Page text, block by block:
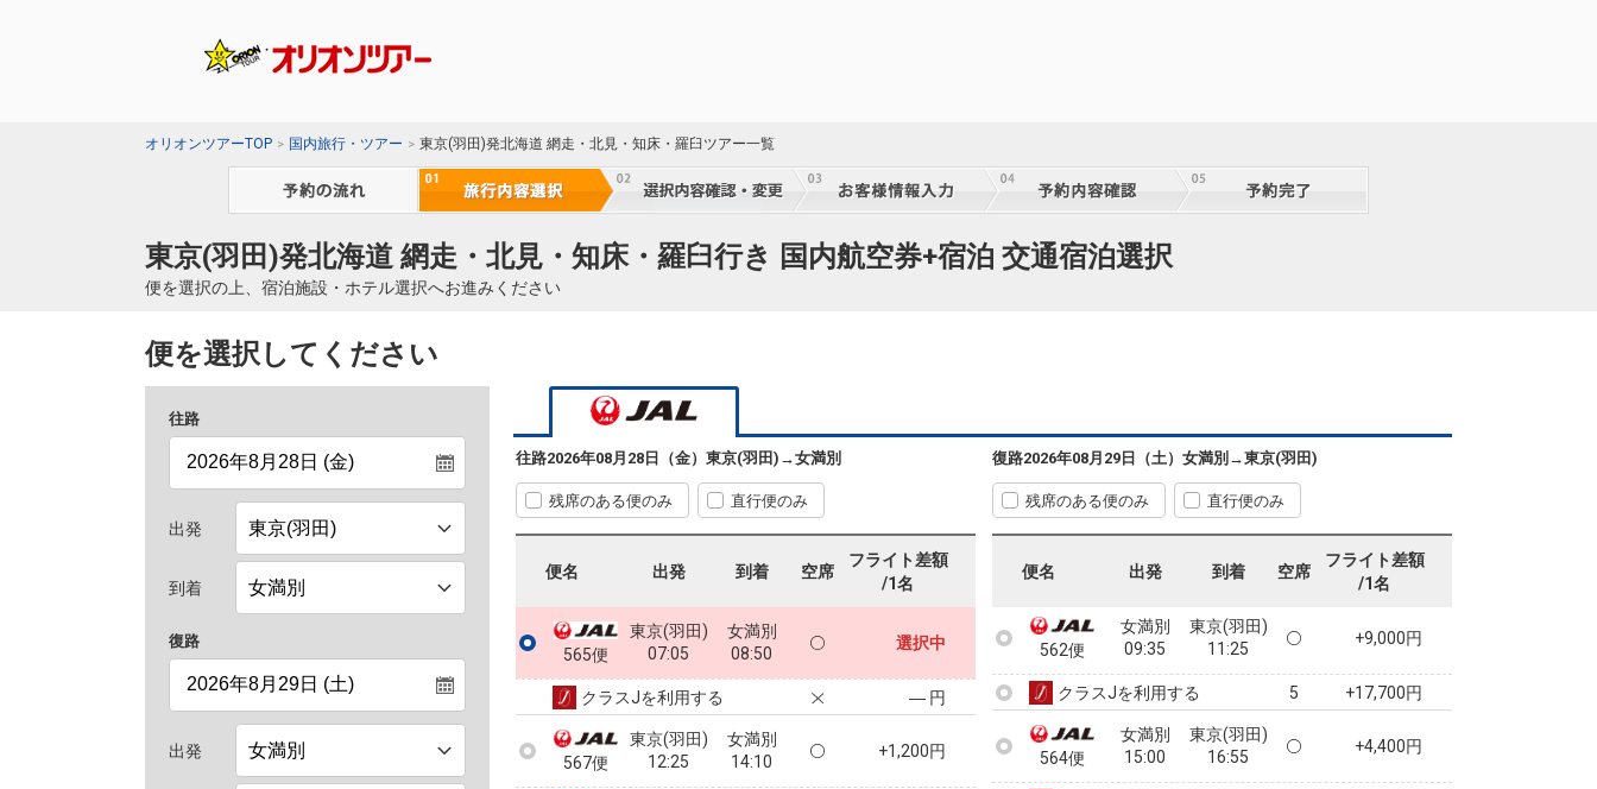
オリオンツアーTOP 国内旅行・ツアー 東京(羽田)発北海道 網走・北見・知床・羅臼ツアー一覧
東京(羽田)発北海道 網走・北見・知床・羅臼行き 国内航空券+宿泊 交通宿泊選択
便を選択の上、宿泊施設・ホテル選択へお進みください
便を選択してください
往路
出発
到着
復路
出発
往路2026年08月28日（金） 東京(羽田) →女満別
残席のある便のみ 直行便のみ
便名 出発 到着 空席
フライト差額
/1名
565便
東京(羽田)
07:05
女満別
08:50
選択中
クラスJを利用する ― 円
567便
東京(羽田)
12:25
女満別
14:10
+1,200円
復路2026年08月29日（土） 女満別 →東京(羽田)
残席のある便のみ 直行便のみ
便名 出発 到着 空席
フライト差額
/1名
562便
女満別
09:35
東京(羽田)
11:25
+9,000円
クラスJを利用する 5 +17,700円
564便
女満別
15:00
東京(羽田)
16:55
+4,400円